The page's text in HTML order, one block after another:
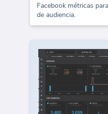
Facebook métricas
de audiencia.